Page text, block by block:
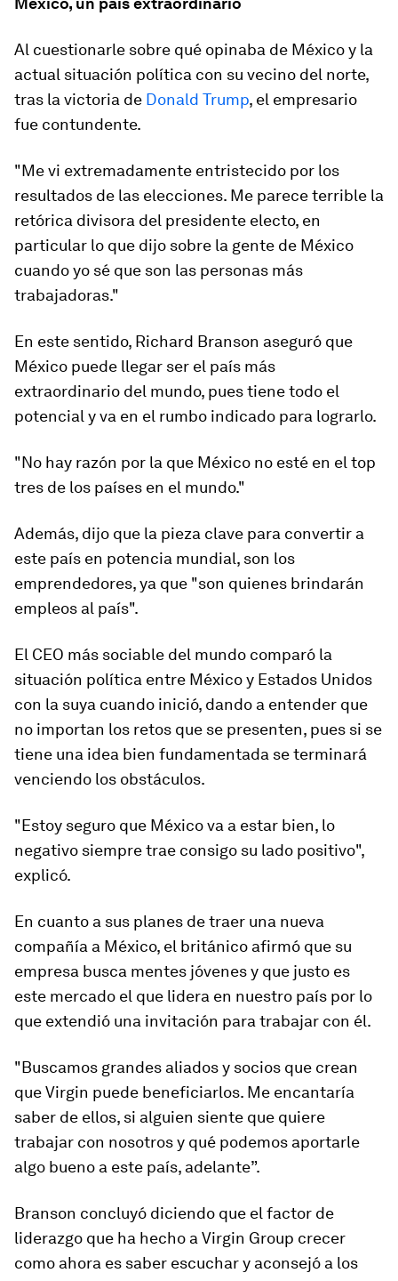
Al cuestionarle sobre qué opinaba de México y la
actual situación política con su vecino del norte,
tras la victoria de Donald Trump, el empresario
fue contundente.
"Me vi extremadamente entristecido por los
resultados de las elecciones. Me parece terrible la
retórica divisora del presidente electo, en
particular lo que dijo sobre la gente de México
cuando yo sé que son las personas más
trabajadoras."
En este sentido, Richard Branson aseguró que
México puede llegar ser el país más
extraordinario del mundo, pues tiene todo el
potencial y va en el rumbo indicado para lograrlo.
"No hay razón por la que México no esté en el top
tres de los países en el mundo."
Además, dijo que la pieza clave para convertir a
este país en potencia mundial, son los
emprendedores, ya que "son quienes brindarán
empleos al país".
El CEO más sociable del mundo comparó la
situación política entre México y Estados Unidos
con la suya cuando inició, dando a entender que
no importan los retos que se presenten, pues si se
tiene una idea bien fundamentada se terminará
venciendo los obstáculos.
"Estoy seguro que México va a estar bien, lo
negativo siempre trae consigo su lado positivo",
explicó.
En cuanto a sus planes de traer una nueva
compañía a México, el británico afirmó que su
empresa busca mentes jóvenes y que justo es
este mercado el que lidera en nuestro país por lo
que extendió una invitación para trabajar con él.
"Buscamos grandes aliados y socios que crean
que Virgin puede beneficiarlos. Me encantaría
saber de ellos, si alguien siente que quiere
trabajar con nosotros y qué podemos aportarle
algo bueno a este país, adelante”.
Branson concluyó diciendo que el factor de
liderazgo que ha hecho a Virgin Group crecer
como ahora es saber escuchar y aconsejó a los